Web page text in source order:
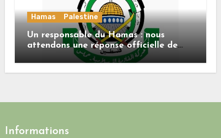
Hamas Palestine
Un responsable du Hamas : nous
attendons une réponse officielle de
Mladenov concernant la feuille de
route de la deuxième phase de l’accord
Informations